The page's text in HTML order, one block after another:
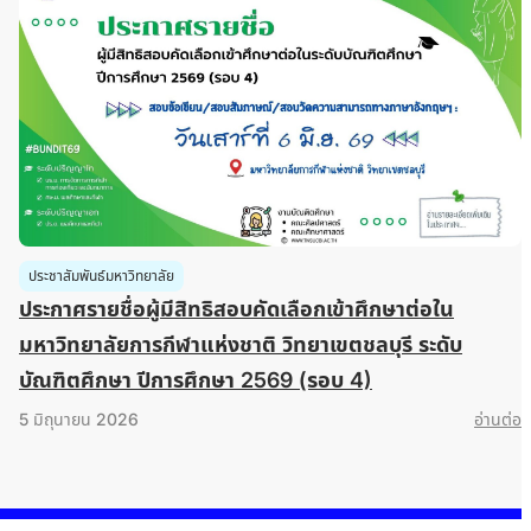
ประชาสัมพันธ์มหาวิทยาลัย
ประกาศรายชื่อผู้มีสิทธิสอบคัดเลือกเข้าศึกษาต่อใน
มหาวิทยาลัยการกีฬาแห่งชาติ วิทยาเขตชลบุรี ระดับ
บัณฑิตศึกษา ปีการศึกษา 2569 (รอบ 4)
5 มิถุนายน 2026 อ่านต่อ